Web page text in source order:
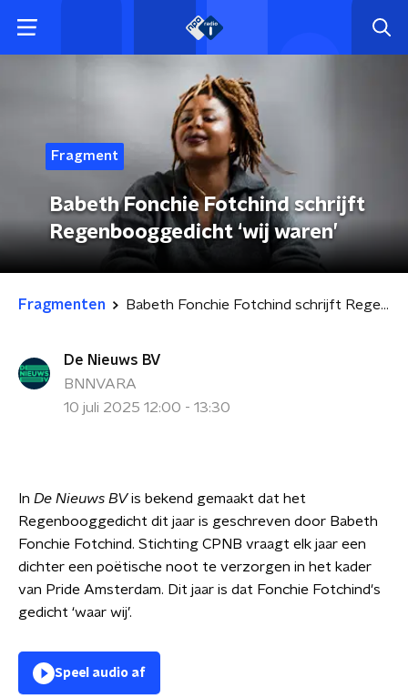
Fragment
Babeth Fonchie Fotchind schrijft
Regenbooggedicht ‘wij waren’
Fragmenten Babeth Fonchie Fotchind schrijft Regenbooggedicht ‘wij waren’
De Nieuws BV
BNNVARA
10 juli 2025 12:00 - 13:30
In De Nieuws BVis bekend gemaakt dat het
Regenbooggedicht dit jaar is geschreven door Babeth
Fonchie Fotchind. Stichting CPNB vraagt elk jaar een
dichter een poëtische noot te verzorgen in het kader
van Pride Amsterdam. Dit jaar is dat Fonchie Fotchind's
gedicht ‘waar wij’.
Speel audio af